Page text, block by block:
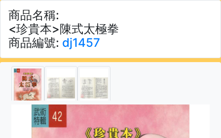
商品名稱:
<珍貴本>陳式太極拳
商品編號: dj1457